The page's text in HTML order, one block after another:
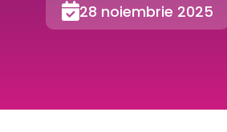
28 noiembrie 2025